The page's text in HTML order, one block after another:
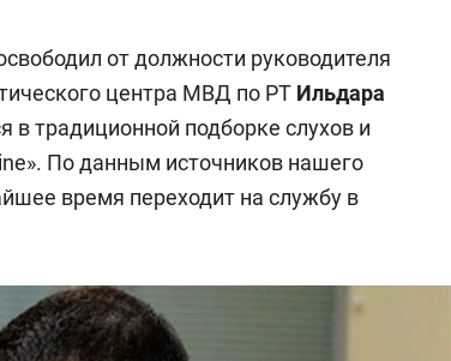
от должности руководителя
центра МВД по РТ Ильдара
в традиционной подборке слухов и
По данным источников нашего
время переходит на службу в